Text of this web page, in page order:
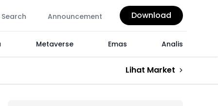
Search Announcement Download
Metaverse Emas Analis
Lihat Market